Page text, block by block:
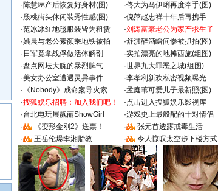
·陈慧琳产后恢复好身材(图) ·佟大为马伊琍再度牵手(图)
·殷桃街头休闲装秀性感(图) ·倪萍赵忠祥十年后再携手
·范冰冰红地毯服装皆为租赁 ·刘涛富豪老公为家产求生子
·姚晨与老公素颜乘地铁被拍 ·舒淇醉酒瞬间惨被抓拍(图)
· 日军竟拿战俘做活体解剖 ·实拍漂亮的地摊西施(组图)
·盘点网坛大腕的暴烈脾气 ·世界九大罪恶之城(组图)
·美女办公室遭遇灵异事件 ·李孝利新欢私密视频曝光
· 《Nobody》成命案导火索 ·孟庭苇可爱儿子最新照(图)
·搜狐娱乐招聘：加入我们吧！ ·点击进入搜狐娱乐影视库
·台北电玩展靓丽ShowGirl ·游戏史上最般配的十对情侣
·
《变形金刚2》送票！ ·
张元首透露戒毒生活
·
王岳伦爆李湘胎教 · 令人惊叹太空步下楼方式